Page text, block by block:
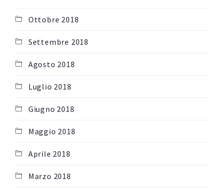
Ottobre 2018
Settembre 2018
Agosto 2018
Luglio 2018
Giugno 2018
Maggio 2018
Aprile 2018
Marzo 2018